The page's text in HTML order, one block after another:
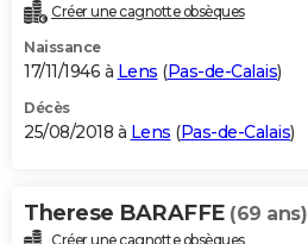
Créer une cagnotte obsèques
Naissance
17/11/1946 à Lens (Pas-de-Calais)
Décès
25/08/2018 à Lens (Pas-de-Calais)
Therese BARAFFE (69 ans)
Créer une cagnotte obsèques